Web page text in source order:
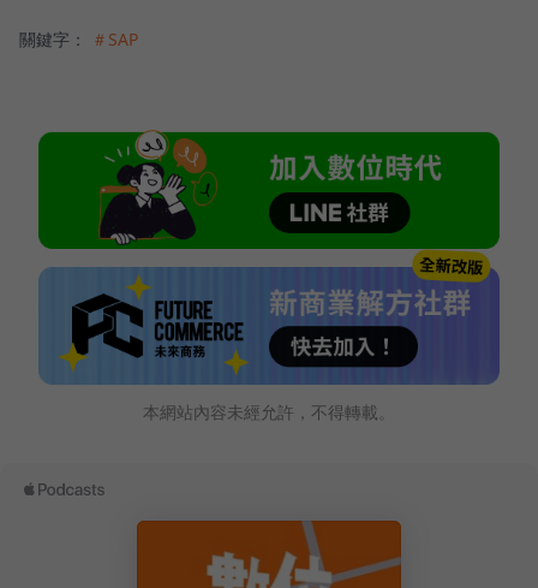
關鍵字： ＃SAP
本網站內容未經允許，不得轉載。